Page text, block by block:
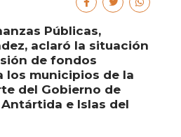
Públicas,
aclaró la situación
de fondos
los municipios de la
del Gobierno de
e Islas del